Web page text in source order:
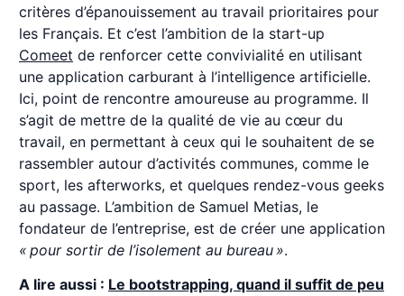
critères d’épanouissement au travail prioritaires pour
les Français. Et c’est l’ambition de la start-up
Comeet de renforcer cette convivialité en utilisant
une application carburant à l’intelligence artificielle.
Ici, point de rencontre amoureuse au programme. Il
s’agit de mettre de la qualité de vie au cœur du
travail, en permettant à ceux qui le souhaitent de se
rassembler autour d’activités communes, comme le
sport, les afterworks, et quelques rendez-vous geeks
au passage. L’ambition de Samuel Metias, le
fondateur de l’entreprise, est de créer une application
« pour sortir de l’isolement au bureau ».
A lire aussi : Le bootstrapping, quand il suffit de peu